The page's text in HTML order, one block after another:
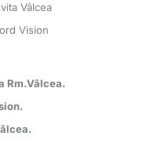
Vâlcea
Vision
Rm.Vâlcea.